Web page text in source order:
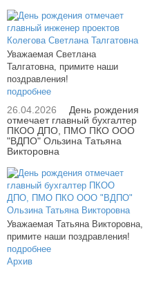
Уважаемая Светлана
Талгатовна, примите наши
поздравления!
подробнее
26.04.2026
День рождения
отмечает главный бухгалтер
ПКОО ДПО, ПМО ПКО ООО
"ВДПО" Ользина Татьяна
Викторовна
Уважаемая Татьяна Викторовна,
примите наши поздравления!
подробнее
Архив